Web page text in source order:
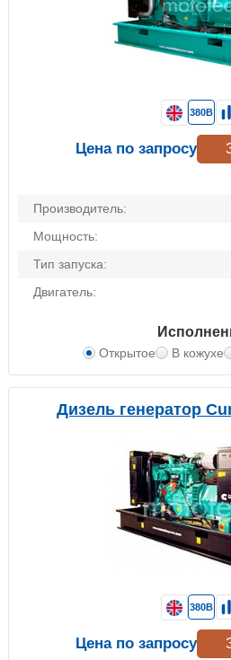
Производитель:
Мощность:
Тип запуска:
Двигатель:
Открытое В кожухе
380В
Цена по запросу
Дизель генератор
380В
Цена по запросу